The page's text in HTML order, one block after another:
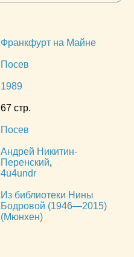
Франкфурт на Майне
Посев
1989
67 стр.
Посев
Андрей Никитин-
Перенский,
4u4undr
Из библиотеки Нины
Бодровой (1946—2015)
(Мюнхен)